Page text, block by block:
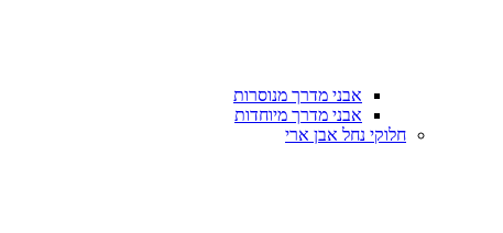
אבני מדרך מנוסרות
אבני מדרך מיוחדות
חלוקי נחל אבן ארי